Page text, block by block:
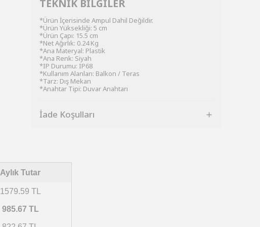
TEKNİK BİLGİLER
*Ürün İçerisinde Ampul Dahil Değildir.
*Ürün Yüksekliği: 5 cm
*Ürün Çapı: 15.5 cm
*Net Ağırlık: 0.24 Kg
*Ana Materyal: Plastik
*Ana Renk: Siyah
*IP Durumu: IP68
*Kullanım Alanları: Balkon / Teras
*Tarz: Dış Mekan
*Anahtar Tipi: Duvar Anahtarı
İade Koşulları
Aylık Tutar
1579.59 TL
985.67 TL